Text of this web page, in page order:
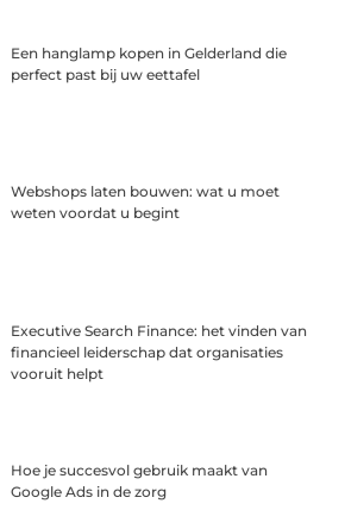
Een hanglamp kopen in Gelderland die
perfect past bij uw eettafel
Webshops laten bouwen: wat u moet
weten voordat u begint
Executive Search Finance: het vinden van
financieel leiderschap dat organisaties
vooruit helpt
Hoe je succesvol gebruik maakt van
Google Ads in de zorg